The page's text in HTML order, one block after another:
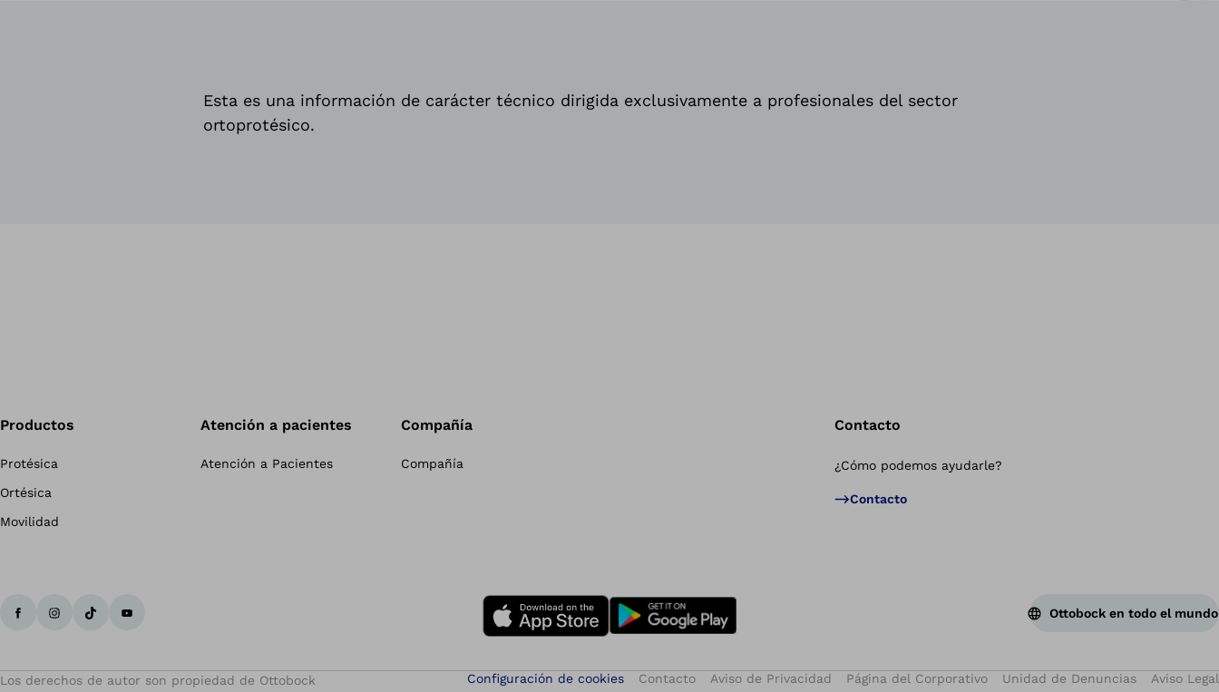
Esta es una información de carácter técnico dirigida exclusivamente a profesionales del sector
ortoprotésico.
Productos
Protésica
Ortésica
Movilidad
Atención a pacientes
Atención a Pacientes
Compañía
Compañía
Contacto
¿Cómo podemos ayudarle?
Contacto
Ottobock en todo el mundo
Los derechos de autor son propiedad de Ottobock Configuración de cookies Contacto Aviso de Privacidad Página del Corporativo Unidad de Denuncias Aviso Legal